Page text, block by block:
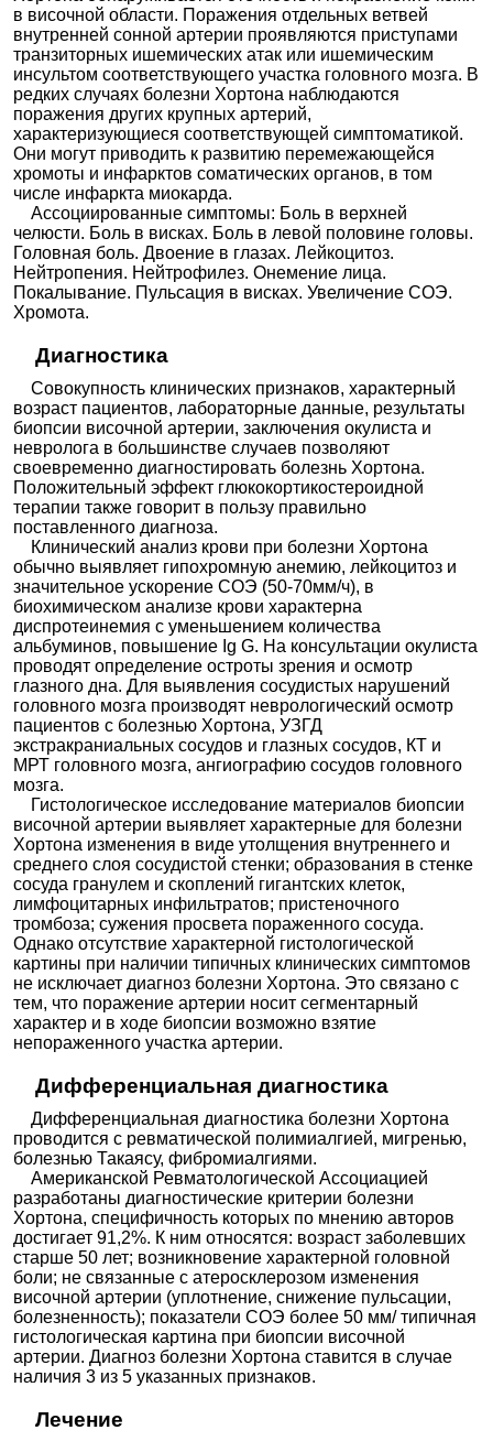
в височной области. Поражения отдельных ветвей
внутренней сонной артерии проявляются приступами
транзиторных ишемических атак или ишемическим
инсультом соответствующего участка головного мозга. В
редких случаях болезни Хортона наблюдаются
поражения других крупных артерий,
характеризующиеся соответствующей симптоматикой.
Они могут приводить к развитию перемежающейся
хромоты и инфарктов соматических органов, в том
числе инфаркта миокарда.
Ассоциированные симптомы: Боль в верхней
челюсти. Боль в висках. Боль в левой половине головы.
Головная боль. Двоение в глазах. Лейкоцитоз.
Нейтропения. Нейтрофилез. Онемение лица.
Покалывание. Пульсация в висках. Увеличение СОЭ.
Хромота.
Диагностика
Совокупность клинических признаков, характерный
возраст пациентов, лабораторные данные, результаты
биопсии височной артерии, заключения окулиста и
невролога в большинстве случаев позволяют
своевременно диагностировать болезнь Хортона.
Положительный эффект глюкокортикостероидной
терапии также говорит в пользу правильно
поставленного диагноза.
Клинический анализ крови при болезни Хортона
обычно выявляет гипохромную анемию, лейкоцитоз и
значительное ускорение СОЭ (50-70мм/ч), в
биохимическом анализе крови характерна
диспротеинемия с уменьшением количества
альбуминов, повышение Ig G. На консультации окулиста
проводят определение остроты зрения и осмотр
глазного дна. Для выявления сосудистых нарушений
головного мозга производят неврологический осмотр
пациентов с болезнью Хортона, УЗГД
экстракраниальных сосудов и глазных сосудов, КТ и
МРТ головного мозга, ангиографию сосудов головного
мозга.
Гистологическое исследование материалов биопсии
височной артерии выявляет характерные для болезни
Хортона изменения в виде утолщения внутреннего и
среднего слоя сосудистой стенки; образования в стенке
сосуда гранулем и скоплений гигантских клеток,
лимфоцитарных инфильтратов; пристеночного
тромбоза; сужения просвета пораженного сосуда.
Однако отсутствие характерной гистологической
картины при наличии типичных клинических симптомов
не исключает диагноз болезни Хортона. Это связано с
тем, что поражение артерии носит сегментарный
характер и в ходе биопсии возможно взятие
непораженного участка артерии.
Дифференциальная диагностика
Дифференциальная диагностика болезни Хортона
проводится с ревматической полимиалгией, мигренью,
болезнью Такаясу, фибромиалгиями.
Американской Ревматологической Ассоциацией
разработаны диагностические критерии болезни
Хортона, специфичность которых по мнению авторов
достигает 91,2%. К ним относятся: возраст заболевших
старше 50 лет; возникновение характерной головной
боли; не связанные с атеросклерозом изменения
височной артерии (уплотнение, снижение пульсации,
болезненность); показатели СОЭ более 50 мм/ типичная
гистологическая картина при биопсии височной
артерии. Диагноз болезни Хортона ставится в случае
наличия 3 из 5 указанных признаков.
Лечение